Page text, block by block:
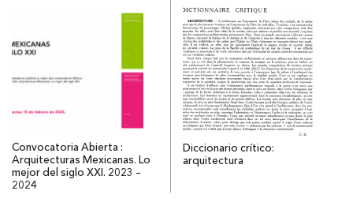
Convocatoria Abierta :
Arquitecturas Mexicanas. Lo
mejor del siglo XXI. 2023 –
2024
Diccionario crítico:
arquitectura